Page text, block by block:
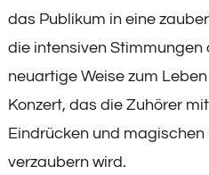
das Publikum in eine
die intensiven
neuartige Weise zum
Konzert, das die Zuhörer
Eindrücken und
verzaubern wird.